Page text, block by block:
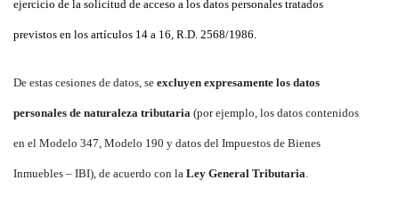
ejercicio de la solicitud de acceso a los datos personales tratados
previstos en los artículos 14 a 16, R.D. 2568/1986.
De estas cesiones de datos, se excluyen expresamente los datos
personales de naturaleza tributaria (por ejemplo, los datos contenidos
en el Modelo 347, Modelo 190 y datos del Impuestos de Bienes
Inmuebles – IBI), de acuerdo con la Ley General Tributaria.